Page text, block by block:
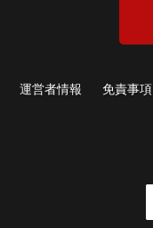
運営者情報 免責事項